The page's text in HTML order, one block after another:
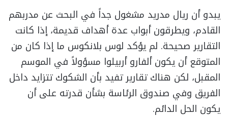
يبدو أن ريال مدريد مشغول جداً في البحث عن مدربهم
القادم، ويطرقون أبواب عدة أهداف قديمة، إذا كانت
التقارير صحيحة. لم يؤكد لوس بلانكوس ما إذا كان من
المتوقع أن يكون ألفارو أربيلوا مسؤولاً في الموسم
المقبل، لكن هناك تقارير تفيد بأن الشكوك تتزايد داخل
الفريق وفي صندوق الرئاسة بشأن قدرته على أن
يكون الحل الدائم.